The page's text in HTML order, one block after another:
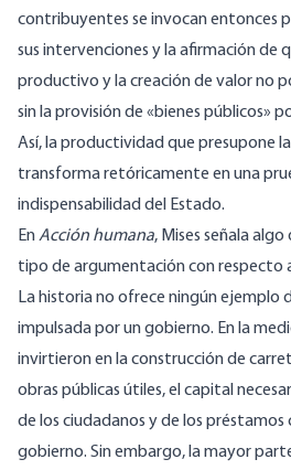
contribuyentes se invocan entonces
sus intervenciones y la afirmación de
productivo y la creación de valor no
sin la provisión de «bienes públicos»
Así, la productividad que presupone
transforma retóricamente en una
indispensabilidad del Estado.
EnAcción humana, Mises señalaalgo
tipo de argumentación con respecto
La historia no ofrece ningún ejemplo
impulsada por un gobierno. En la
invirtieron en la construcción de
obras públicas útiles, el capital
de los ciudadanos y de los préstamos
gobierno. Sin embargo, la mayor